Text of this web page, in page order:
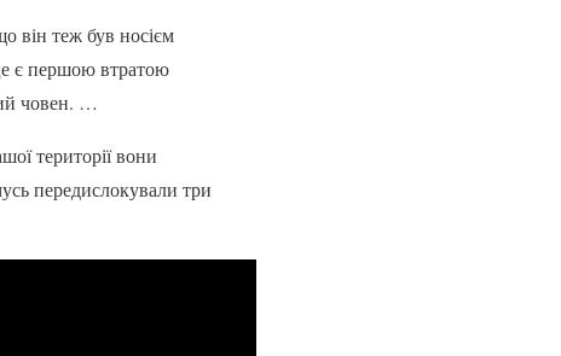
він теж був носієм
є першою втратою
човен. …
території вони
передислокували три